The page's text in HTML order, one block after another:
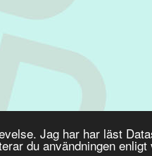
Jag har har läst
du användningen enligt